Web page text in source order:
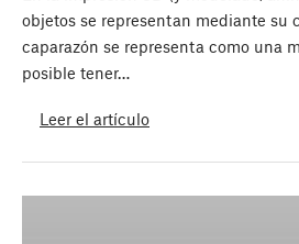
objetos se representan mediante su
caparazón se representa como una
posible tener…
Leer el artículo